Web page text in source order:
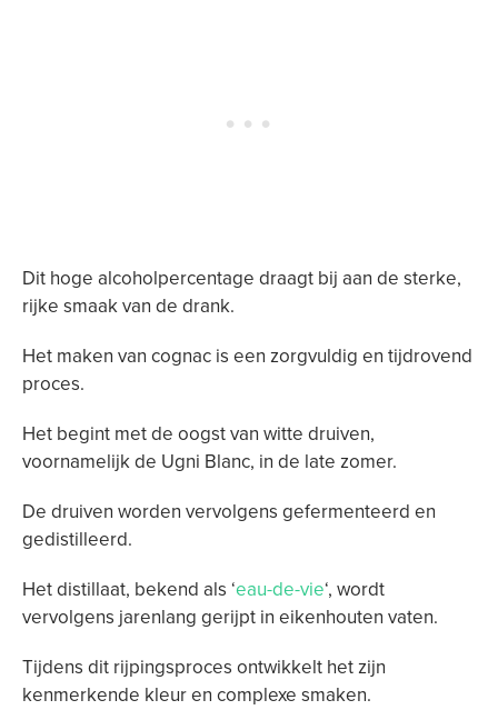
Dit hoge alcoholpercentage draagt bij aan de sterke,
rijke smaak van de drank.
Het maken van cognac is een zorgvuldig en tijdrovend
proces.
Het begint met de oogst van witte druiven,
voornamelijk de Ugni Blanc, in de late zomer.
De druiven worden vervolgens gefermenteerd en
gedistilleerd.
Het distillaat, bekend als ‘eau-de-vie‘, wordt
vervolgens jarenlang gerijpt in eikenhouten vaten.
Tijdens dit rijpingsproces ontwikkelt het zijn
kenmerkende kleur en complexe smaken.